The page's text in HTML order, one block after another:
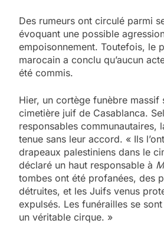
Des rumeurs ont circulé parmi
évoquant une possible
empoisonnement. Toutefois, le
marocain a conclu qu’aucun
été commis.
Hier, un cortège funèbre massif
cimetière juif de Casablanca.
responsables communautaires,
tenue sans leur accord. « Ils
drapeaux palestiniens dans le
déclaré un haut responsable à
tombes ont été profanées, des
détruites, et les Juifs venus
expulsés. Les funérailles se
un véritable cirque. »
5
2025,
meurtrière
rapport
FRANCE ISRAÉL